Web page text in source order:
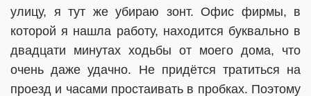
улицу, я тут же убираю зонт. Офис фирмы, в
которой я нашла работу, находится буквально в
двадцати минутах ходьбы от моего дома, что
очень даже удачно. Не придётся тратиться на
проезд и часами простаивать в пробках. Поэтому